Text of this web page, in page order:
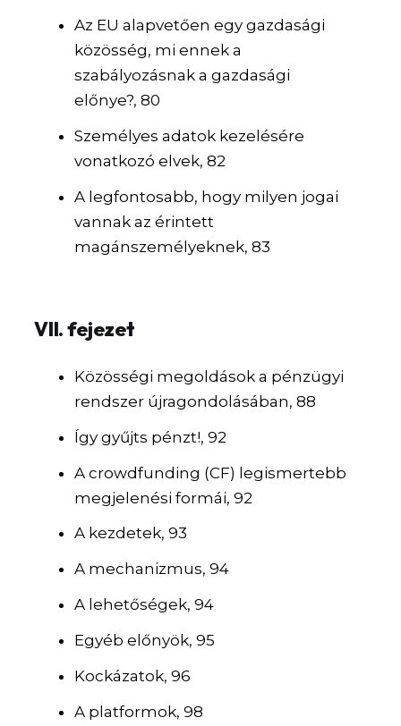
Az EU alapvetően egy gazdasági
közösség, mi ennek a
szabályozásnak a gazdasági
előnye?, 80
Személyes adatok kezelésére
vonatkozó elvek, 82
A legfontosabb, hogy milyen jogai
vannak az érintett
magánszemélyeknek, 83
VII. fejezet
Közösségi megoldások a pénzügyi
rendszer újragondolásában, 88
Így gyűjts pénzt!, 92
A crowdfunding (CF) legismertebb
megjelenési formái, 92
A kezdetek, 93
A mechanizmus, 94
A lehetőségek, 94
Egyéb előnyök, 95
Kockázatok, 96
A platformok, 98